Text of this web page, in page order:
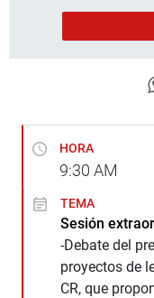
HORA
9:30 AM
TEMA
Sesión
-Debate del
proyectos de
CR, que